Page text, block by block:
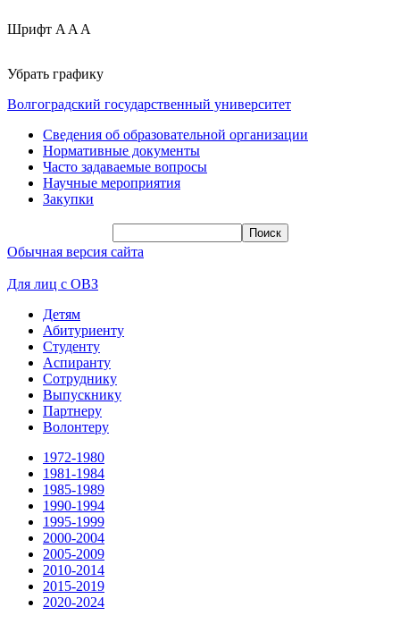
Шрифт A A A
Убрать графику
Волгоградский государственный университет
Сведения об образовательной организации
Нормативные документы
Часто задаваемые вопросы
Научные мероприятия
Закупки
Обычная версия сайта
Для лиц с ОВЗ
Детям
Абитуриенту
Студенту
Аспиранту
Сотруднику
Выпускнику
Партнеру
Волонтеру
1972-1980
1981-1984
1985-1989
1990-1994
1995-1999
2000-2004
2005-2009
2010-2014
2015-2019
2020-2024